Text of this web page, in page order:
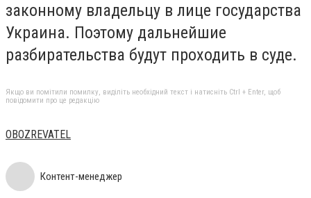
законному владельцу в лице государства
Украина. Поэтому дальнейшие
разбирательства будут проходить в суде.
Якщо ви помітили помилку, виділіть необхідний текст і натисніть Ctrl + Enter, щоб
повідомити про це редакцію
OBOZREVATEL
Контент-менеджер